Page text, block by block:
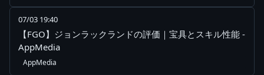
07/03 19:40
【FGO】ジョンラックランドの評価｜宝具とスキル性能 -
AppMedia
AppMedia